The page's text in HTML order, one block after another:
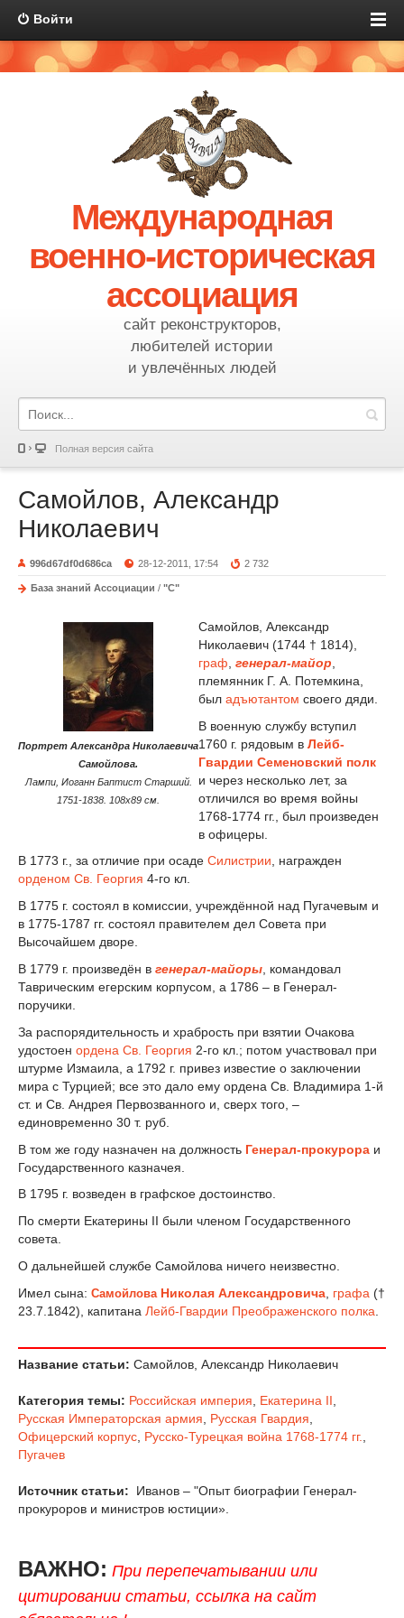
Войти
Международная
военно-историческая
ассоциация
сайт реконструкторов,
любителей истории
и увлечённых людей
Полная версия сайта
Самойлов, Александр
Николаевич
996d67df0d686ca 28-12-2011, 17:54 2 732
База знаний Ассоциации / "С"
Портрет Александра Николаевича
Самойлова.
Лампи, Иоганн Баптист Старший.
1751-1838. 108х89 см.
Самойлов, Александр
Николаевич (1744 † 1814),
граф генерал-майор
племянник Г. А. Потемкина,
был адъютантом своего дяди.
В военную службу вступил
1760 г. рядовым в Лейб-
Гвардии Семеновский полк
и через несколько лет, за
отличился во время войны
1768-1774 гг., был произведен
в офицеры.
В 1773 г., за отличие при осаде Силистрии, награжден
орденом Св. Георгия 4-го кл.
В 1775 г. состоял в комиссии, учреждённой над Пугачевым и
в 1775-1787 гг. состоял правителем дел Совета при
Высочайшем дворе.
В 1779 г. произведён в генерал-майоры , командовал
Таврическим егерским корпусом, а 1786 – в Генерал-
поручики.
За распорядительность и храбрость при взятии Очакова
удостоен ордена Св. Георгия 2-го кл.; потом участвовал при
штурме Измаила, а 1792 г. привез известие о заключении
мира с Турцией; все это дало ему ордена Св. Владимира 1-й
ст. и Св. Андрея Первозванного и, сверх того, –
единовременно 30 т. руб.
В том же году назначен на должность Генерал-прокурора и
Государственного казначея.
В 1795 г. возведен в графское достоинство.
По смерти Екатерины II были членом Государственного
совета.
О дальнейшей службе Самойлова ничего неизвестно.
Имел сына: Самойлова Николая Александровича графа (†
23.7.1842), капитана Лейб-Гвардии Преображенского полка
Название статьи: Самойлов, Александр Николаевич
Категория темы: Российская империя Екатерина II
Русская Императорская армия
Русская Гвардия
Офицерский корпус Русско-Турецкая война 1768-1774 гг.
Пугачев
Источник статьи:
Иванов – "Опыт биографии Генерал-
прокуроров и министров юстиции».
ВАЖНО: При перепечатывании или
цитировании статьи, ссылка на сайт